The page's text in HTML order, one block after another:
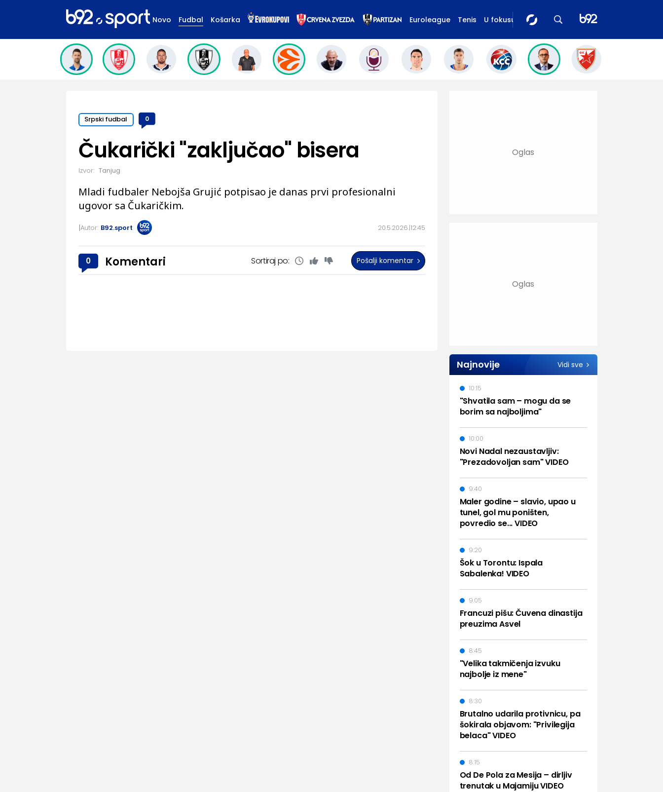
Novo Fudbal Košarka Euroleague Tenis U fokusu
Srpski fudbal 0
20.5.2026. 12:45
Čukarički "zaključao" bisera
Mladi fudbaler Nebojša Grujić potpisao je danas prvi profesionalni
ugovor sa Čukaričkim.
Izvor: Tanjug
Autor: B92.sport
0 Komentari Sortiraj po: Pošalji komentar
Najnovije Vidi sve
"Shvatila sam – mogu da se
borim sa najboljima"
10:15
Novi Nadal nezaustavljiv:
"Prezadovoljan sam" VIDEO
10:00
Maler godine – slavio, upao u
tunel, gol mu poništen,
povredio se... VIDEO
9:40
Šok u Torontu: Ispala
Sabalenka! VIDEO
9:20
Francuzi pišu: Čuvena dinastija
preuzima Asvel
9:05
"Velika takmičenja izvuku
najbolje iz mene"
8:45
Brutalno udarila protivnicu, pa
šokirala objavom: "Privilegija
belaca" VIDEO
8:30
Od De Pola za Mesija – dirljiv
trenutak u Majamiju VIDEO
8:15